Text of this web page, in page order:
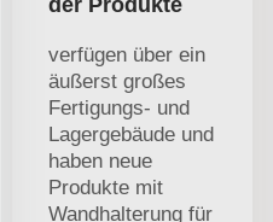
verfügen über ein
äußerst großes
Fertigungs- und
Lagergebäude und
haben neue
Produkte mit
Wandhalterung für